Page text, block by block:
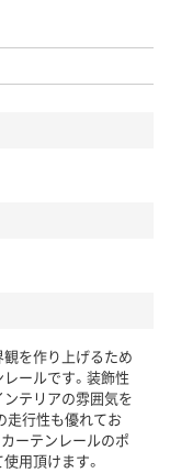
を作り上げるため
ールです。装飾性
テリアの雰囲気を
走行性も優れてお
ーテンレールのポ
用頂けます。